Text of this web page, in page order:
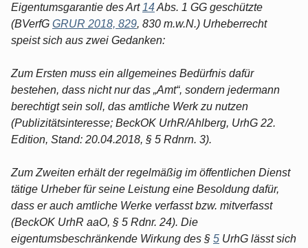
Eigentumsgarantie des Art 14Abs. 1 GG geschützte
(BVerfG GRUR 2018, 829, 830 m.w.N.) Urheberrecht
speist sich aus zwei Gedanken:
Zum Ersten muss ein allgemeines Bedürfnis dafür
bestehen, dass nicht nur das „Amt“, sondern jedermann
berechtigt sein soll, das amtliche Werk zu nutzen
(Publizitätsinteresse; BeckOK UrhR/Ahlberg, UrhG 22.
Edition, Stand: 20.04.2018, § 5 Rdnrn. 3).
Zum Zweiten erhält der regelmäßig im öffentlichen Dienst
tätige Urheber für seine Leistung eine Besoldung dafür,
dass er auch amtliche Werke verfasst bzw. mitverfasst
(BeckOK UrhR aaO, § 5 Rdnr. 24). Die
eigentumsbeschränkende Wirkung des § 5 UrhG lässt sich